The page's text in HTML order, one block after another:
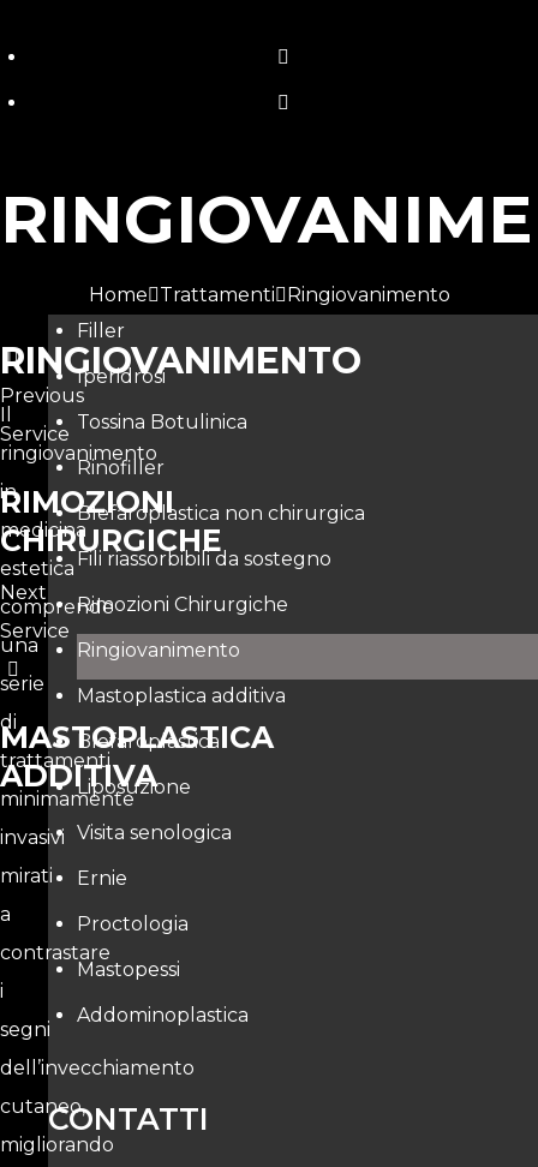
Home Trattamenti
Ringiovanimento
Filler
Iperidrosi
Tossina Botulinica
Rinofiller
Blefaroplastica non chirurgica
Fili riassorbibili da sostegno
Rimozioni Chirurgiche
Ringiovanimento
Mastoplastica additiva
Blefaroplastica
Liposuzione
Visita senologica
Ernie
Proctologia
Mastopessi
Addominoplastica
CONTATTI
RINGIOVANIMENTO
Il
ringiovanimento
in
medicina
estetica
comprende
una
serie
di
trattamenti
minimamente
invasivi
mirati
a
contrastare
i
segni
dell’invecchiamento
cutaneo,
migliorando
Previous
Service
RIMOZIONI
CHIRURGICHE
Next
Service
MASTOPLASTICA
ADDITIVA